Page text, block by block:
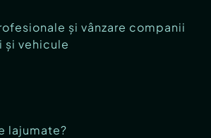
și vânzare companii
și vehicule
lajumate?